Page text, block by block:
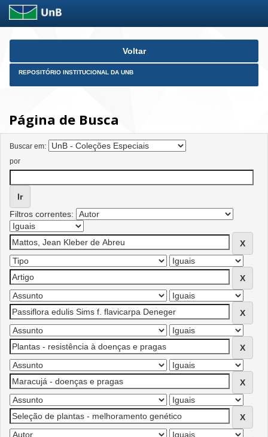
Skip
Voltar
REPOSITÓRIO INSTITUCIONAL DA UNB
Página de Busca
Buscar em:
por
Filtros correntes: